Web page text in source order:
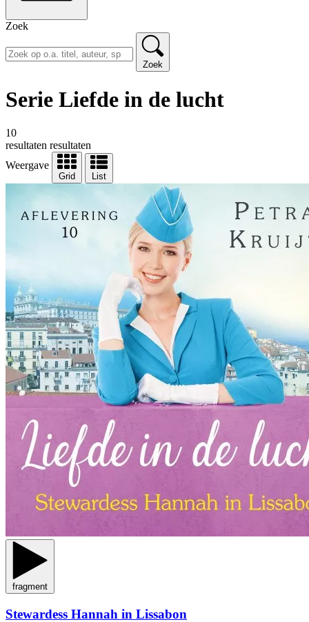
Zoek
Zoek
Serie Liefde in de lucht
10
resultaten resultaten
Weergave
Grid List
fragment
Stewardess Hannah in Lissabon